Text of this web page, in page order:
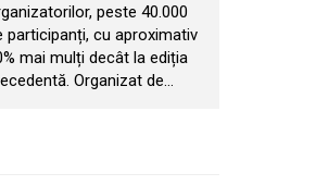
peste 40.000
participanți, cu aproximativ
mai mulți decât la ediția
Organizat de…